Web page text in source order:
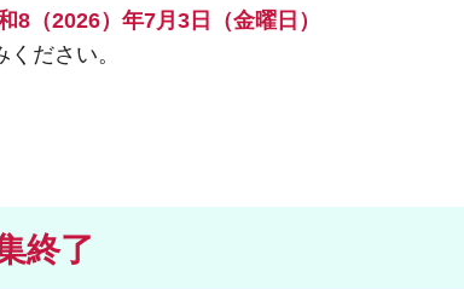
8（2026）年7月3日（金曜日）
ださい。
終了